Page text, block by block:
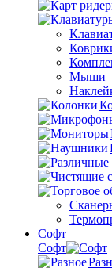
Мыши
Софт
Софт